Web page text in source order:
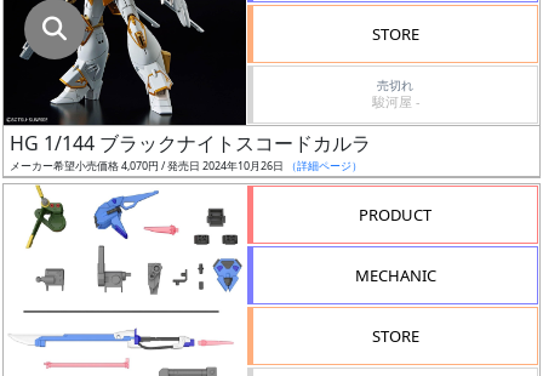
ボ
ク
ス
ア
ト
STORE
売切れ
駿河屋 -
HG 1/144 ブラックナイトスコードカルラ
メーカー希望小売価格 4,070円 / 発売日 2024年10月26日 （詳細ページ）
PRODUCT
MECHANIC
STORE